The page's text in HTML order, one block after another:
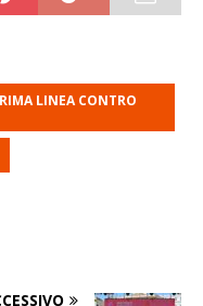
LINEA CONTRO